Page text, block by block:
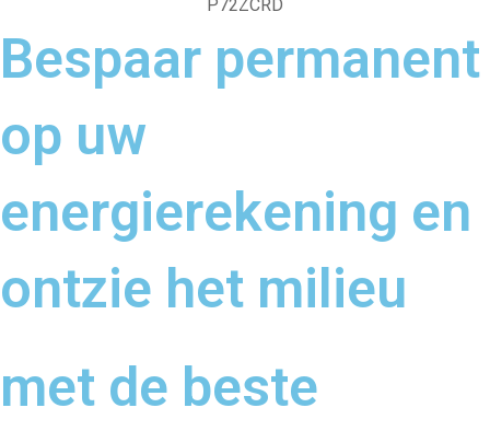
Bespaar permanent
op uw
energierekening en
ontzie het milieu
met de beste